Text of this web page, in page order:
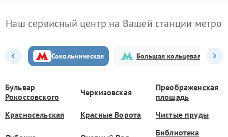
Наш сервисный центр на Вашей станции метро
Сокольническая Большая кольцевая
Бульвар
Рокоссовского
Черкизовская
Преображенская
площадь
Красносельская
Красные Ворота Чистые пруды
Библиотека